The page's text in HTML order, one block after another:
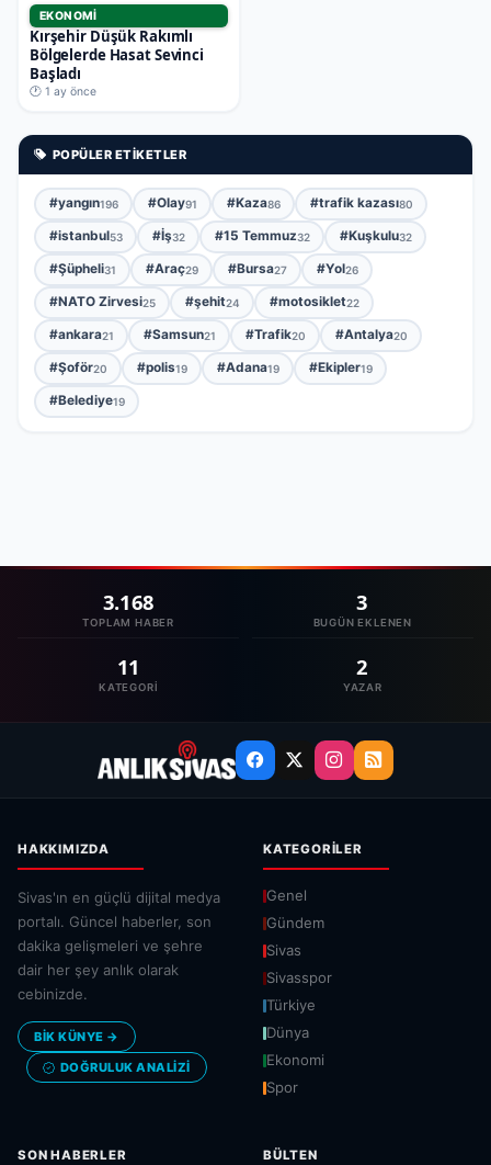
EKONOMI
Kırşehir Düşük Rakımlı
Bölgelerde Hasat Sevinci
Başladı
🕐 1 ay önce
POPÜLER ETIKETLER
#yangın196 #Olay91 #Kaza86 #trafik kazası80
#istanbul53 #İş32 #15 Temmuz32 #Kuşkulu32
#Şüpheli31 #Araç29 #Bursa27 #Yol26
#NATO Zirvesi25 #şehit24 #motosiklet22
#ankara21 #Samsun21 #Trafik20 #Antalya20
#Şoför20 #polis19 #Adana19 #Ekipler19
#Belediye19
3.168
TOPLAM HABER
3
BUGÜN EKLENEN
11
KATEGORI
2
YAZAR
HAKKIMIZDA
Sivas'ın en güçlü dijital medya
portalı. Güncel haberler, son
dakika gelişmeleri ve şehre
dair her şey anlık olarak
cebinizde.
BİK KÜNYE →
DOĞRULUK ANALIZI
KATEGORILER
Genel
Gündem
Sivas
Sivasspor
Türkiye
Dünya
Ekonomi
Spor
SON HABERLER BÜLTEN